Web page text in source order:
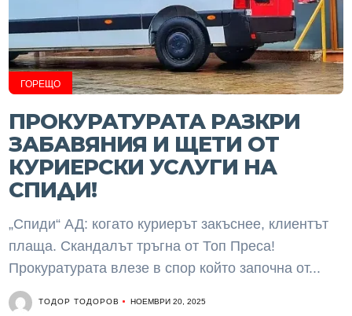
ГОРЕЩО
ПРОКУРАТУРАТА РАЗКРИ
ЗАБАВЯНИЯ И ЩЕТИ ОТ
КУРИЕРСКИ УСЛУГИ НА
СПИДИ!
„Спиди“ АД: когато куриерът закъснее, клиентът
плаща. Скандалът тръгна от Топ Преса!
Прокуратурата влезе в спор който започна от...
ТОДОР ТОДОРОВ НОЕМВРИ 20, 2025